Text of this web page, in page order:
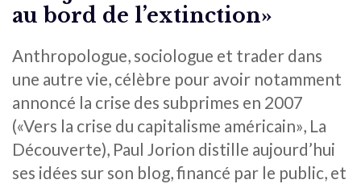
au bord de l’extinction»
Anthropologue, sociologue et trader dans
une autre vie, célèbre pour avoir notamment
annoncé la crise des subprimes en 2007
(«Vers la crise du capitalisme américain», La
Découverte), Paul Jorion distille aujourd’hui
ses idées sur son blog, financé par le public, et